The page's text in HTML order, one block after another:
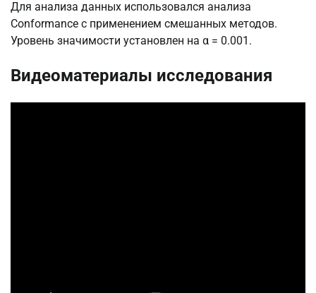
Для анализа данных использовался анализа
Conformance с применением смешанных методов.
Уровень значимости установлен на α = 0.001.
Видеоматериалы исследования